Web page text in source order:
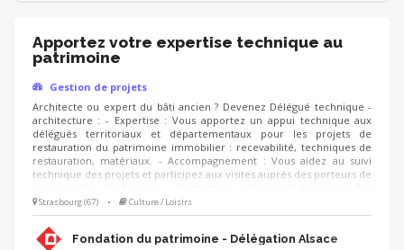
Apportez votre expertise technique au
patrimoine
Gestion de projets
Architecte ou expert du bâti ancien ? Devenez Délégué technique -
architecture : - Expertise : Vous apportez un appui technique aux
délégués territoriaux et départementaux pour les projets de
restauration du patrimoine immobilier : recevabilité, techniques de
restauration, matériaux. - Accompagnement : Vous aidez au suivi
technique des projets et participez aux visites auprès des porteurs de
réunions et comités à l'instruction des dossiers et facilitez les
relations avec les partenaires (DRAC, Architectes des Bâtiments de
France, UDAP). - Sensibilisation : Vous partagez les bonnes pratiques
au sein de l'équipe régionale.
Strasbourg (67) • Culture / Loisirs
Fondation du patrimoine - Délégation Alsace